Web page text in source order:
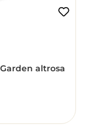
altrosa